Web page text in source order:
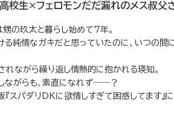
校生×フェロモンだだ漏れのメス叔父
の玖太と暮らし始めて7年。
る純情なガキだと思っていたのに、いつの間
れながら繰り返し情熱的に抱かれる瑛知。
ながらも、素直になれず――？
スパダリDKに欲情しすぎて困惑してます』